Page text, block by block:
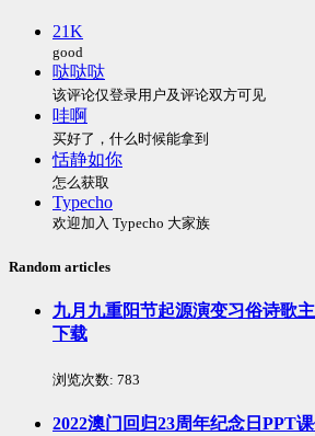
21K
good
哒哒哒
该评论仅登录用户及评论双方可见
哇啊
买好了，什么时候能拿到
恬静如你
怎么获取
Typecho
欢迎加入 Typecho 大家族
Random articles
九月九重阳节起源演变习俗诗歌
下载
浏览次数: 783
2022澳门回归23周年纪念日PPT